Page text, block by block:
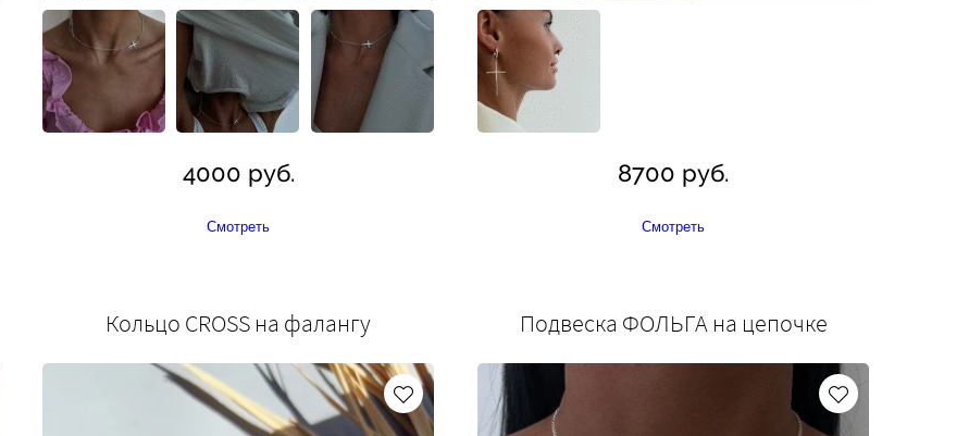
4000 руб.
Смотреть
8700 руб.
Смотреть
Кольцо CROSS на фалангу Подвеска ФОЛЬГА на цепочке